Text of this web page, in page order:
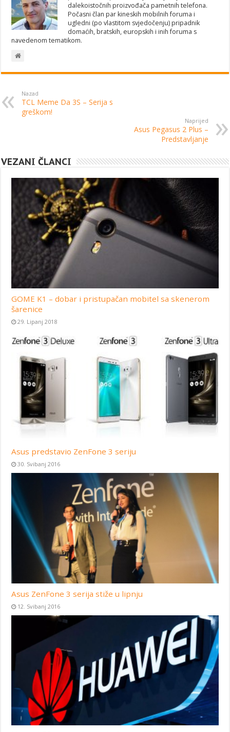
dalekoistočnih proizvođača pametnih telefona.
Počasni član par kineskih mobilnih foruma i
ugledni (po vlastitom svjedočenju) pripadnik
domaćih, bratskih, europskih i inih foruma s
navedenom tematikom.
Nazad
TCL Meme Da 3S – Serija s
greškom!
Naprijed
Asus Pegasus 2 Plus –
Predstavljanje
VEZANI ČLANCI
GOME K1 – dobar i pristupačan mobitel sa skenerom
šarenice
29. Lipanj 2018
Asus predstavio ZenFone 3 seriju
30. Svibanj 2016
Asus ZenFone 3 serija stiže u lipnju
12. Svibanj 2016